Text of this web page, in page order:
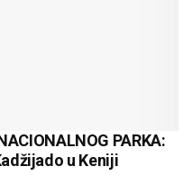
PARKA:
u Keniji